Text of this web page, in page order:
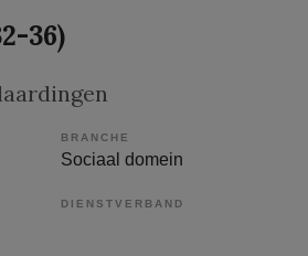
36)
BRANCHE
Sociaal domein
DIENSTVERBAND